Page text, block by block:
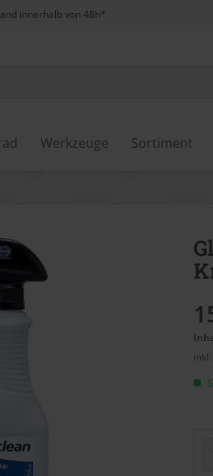
innerhalb von 48h*
Werkzeuge Sortiment